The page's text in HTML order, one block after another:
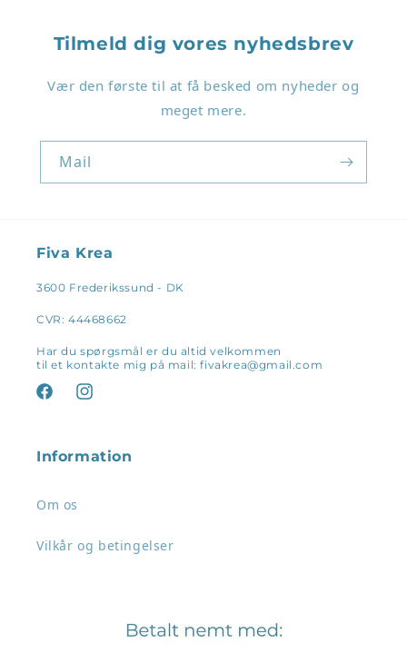
Tilmeld dig vores nyhedsbrev
Vær den første til at få besked om nyheder og
meget mere.
Mail
Fiva Krea
3600 Frederikssund - DK
CVR: 44468662
Har du spørgsmål er du altid velkommen
til et kontakte mig på mail: fivakrea@gmail.com
FacebookInstagram
Information
Om os
Vilkår og betingelser
Login påkrævet
Log ind på din konto for at tilføje produkter til
din ønskeliste og se dine tidligere gemte varer.
Log ind